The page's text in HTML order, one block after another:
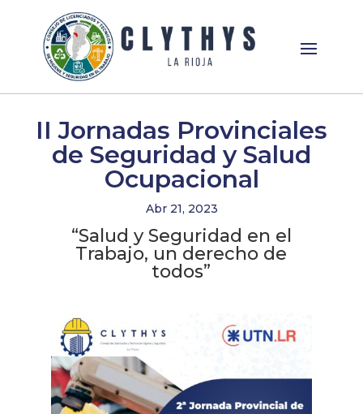
II Jornadas Provinciales
de Seguridad y Salud
Ocupacional
Abr 21, 2023
“Salud y Seguridad en el
Trabajo, un derecho de
todos”